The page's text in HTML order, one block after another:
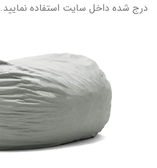
درج شده داخل سایت استفاده نمایید.